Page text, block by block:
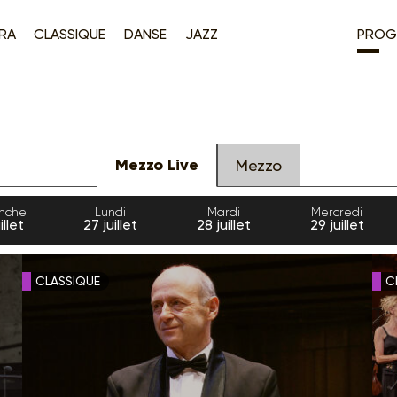
CLASSIQUE DANSE JAZZ
Mezzo Live Mezzo
Lundi
27 juillet
Mardi
28 juillet
Mercredi
29 juillet
CLASSIQUE